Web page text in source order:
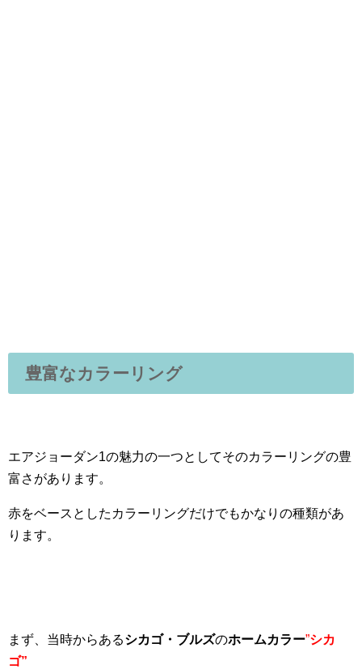
豊富なカラーリング
エアジョーダン1の魅力の一つとしてそのカラーリングの豊
富さがあります。
赤をベースとしたカラーリングだけでもかなりの種類があ
ります。
まず、当時からあるシカゴ・ブルズのホームカラー”シカ
ゴ”